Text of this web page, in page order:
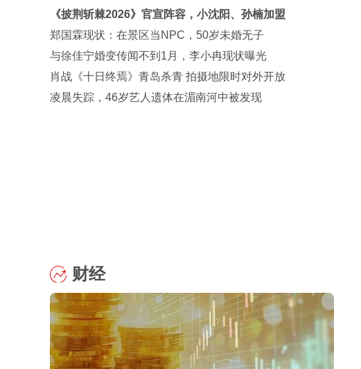
《披荆斩棘2026》官宣阵容，小沈阳、孙楠加盟
郑国霖现状：在景区当NPC，50岁未婚无子
与徐佳宁婚变传闻不到1月，李小冉现状曝光
肖战《十日终焉》青岛杀青 拍摄地限时对外开放
凌晨失踪，46岁艺人遗体在湄南河中被发现
财经